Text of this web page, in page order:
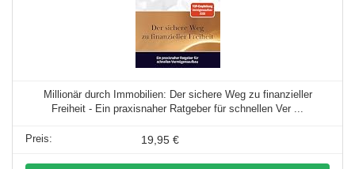
Millionär durch Immobilien: Der sichere Weg zu finanzieller
Freiheit - Ein praxisnaher Ratgeber für schnellen Ver ...
19,95 €